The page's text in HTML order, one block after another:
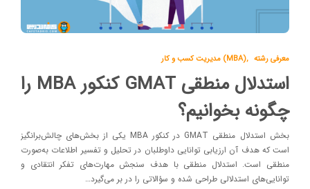
مدیریت کسب و کار (MBA), معرفی رشته
استدلال منطقی GMAT کنکور MBA را
چگونه بخوانیم؟
بخش استدلال منطقی GMAT در کنکور MBA یکی از بخش‌های چالش‌برانگیز
است که هدف آن ارزیابی توانایی داوطلبان در تحلیل و تفسیر اطلاعات به‌صورت
منطقی است. استدلال منطقی با هدف سنجش مهارت‌های تفکر انتقادی و
توانایی‌های استدلالی طراحی شده و سؤالاتی را در بر می‌گیرد…